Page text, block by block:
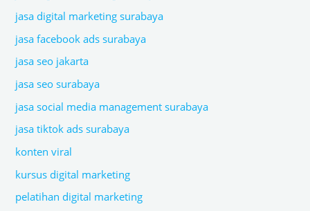
jasa digital marketing surabaya
jasa facebook ads surabaya
jasa seo jakarta
jasa seo surabaya
jasa social media management surabaya
jasa tiktok ads surabaya
konten viral
kursus digital marketing
pelatihan digital marketing